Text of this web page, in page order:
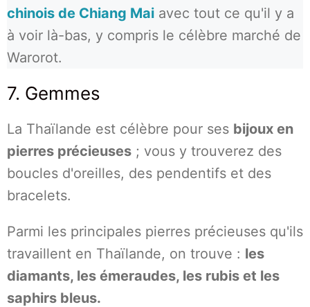
chinois de Chiang Mai avec tout ce qu'il y a
à voir là-bas, y compris le célèbre marché de
Warorot.
7. Gemmes
La Thaïlande est célèbre pour ses bijoux en
pierres précieuses ; vous y trouverez des
boucles d'oreilles, des pendentifs et des
bracelets.
Parmi les principales pierres précieuses qu'ils
travaillent en Thaïlande, on trouve : les
diamants, les émeraudes, les rubis et les
saphirs bleus.